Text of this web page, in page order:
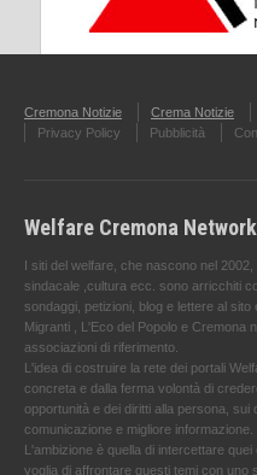
Cremona Notizie Crema Notizie
Privacy Policy
Pubblicità
Welfare Cremona Network
I siti del welfare, che nascono nel 2002,
sindacale ,cultura ecc. sono arricchiti
sondaggi, petizioni, blog e lettere al
Migranti , L'Eco del Popolo e Cremona
associazioni di riferimento.
L'idea di costruire la rete dei portali
concreta e dalla ferma volontà di
opportunità e dei diritti alla persona, sui
comunicazione e migliore informazione.
L'ambizione è quella di intercettare
voglia di affrontare questi temi con uno